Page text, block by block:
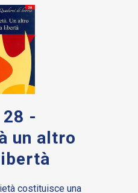
28 -
un altro
costituisce una